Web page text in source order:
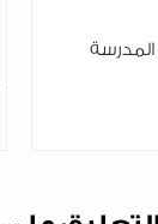
المدرسة